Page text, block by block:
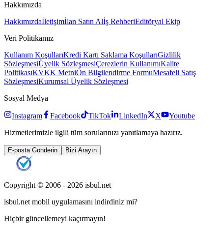
Hakkımızda
Hakkımızdaİletişimİlan Satın Alİş RehberiEditöryal Ekip
Veri Politikamız
Kullanım KoşullarıKredi Kartı Saklama KoşullarıGizlilik
SözleşmesiÜyelik SözleşmesiÇerezlerin KullanımıKalite
PolitikasıKVKK MetniÖn Bilgilendirme FormuMesafeli Satış
SözleşmesiKurumsal Üyelik Sözleşmesi
Sosyal Medya
Instagram Facebook TikTok LinkedIn X
Youtube
Hizmetlerimizle ilgili tüm sorularınızı yanıtlamaya hazırız.
E-posta Gönderin Bizi Arayın
Copyright © 2006 - 2026 isbul.net
isbul.net mobil uygulamasını indirdiniz mi?
Hiçbir güncellemeyi kaçırmayın!